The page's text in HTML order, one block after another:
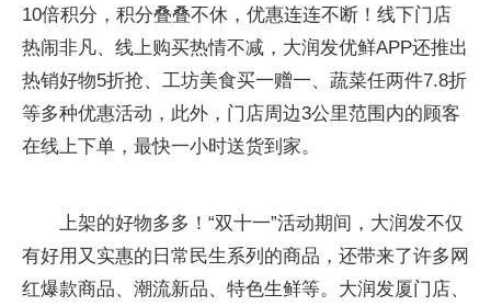
10倍积分，积分叠叠不休，优惠连连不断！线下门店
热闹非凡、线上购买热情不减，大润发优鲜APP还推出
热销好物5折抢、工坊美食买一赠一、蔬菜任两件7.8折
等多种优惠活动，此外，门店周边3公里范围内的顾客
在线上下单，最快一小时送货到家。
上架的好物多多！“双十一”活动期间，大润发不仅
有好用又实惠的日常民生系列的商品，还带来了许多网
红爆款商品、潮流新品、特色生鲜等。大润发厦门店、